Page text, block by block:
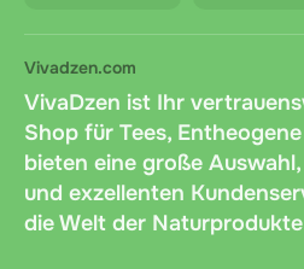
Vivadzen.com
VivaDzen ist Ihr
Shop für Tees,
bieten eine große
und exzellenten
die Welt der